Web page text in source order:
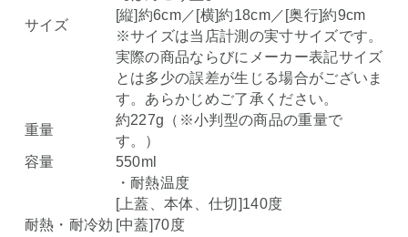
サイズ
[縦]約6cm／[横]約18cm／[奥行]約9cm
※サイズは当店計測の実寸サイズです。
実際の商品ならびにメーカー表記サイズ
とは多少の誤差が生じる場合がございま
す。あらかじめご了承ください。
重量
約227g（※小判型の商品の重量で
す。）
容量
550ml
耐熱・耐冷効
・耐熱温度
[上蓋、本体、仕切]140度
[中蓋]70度